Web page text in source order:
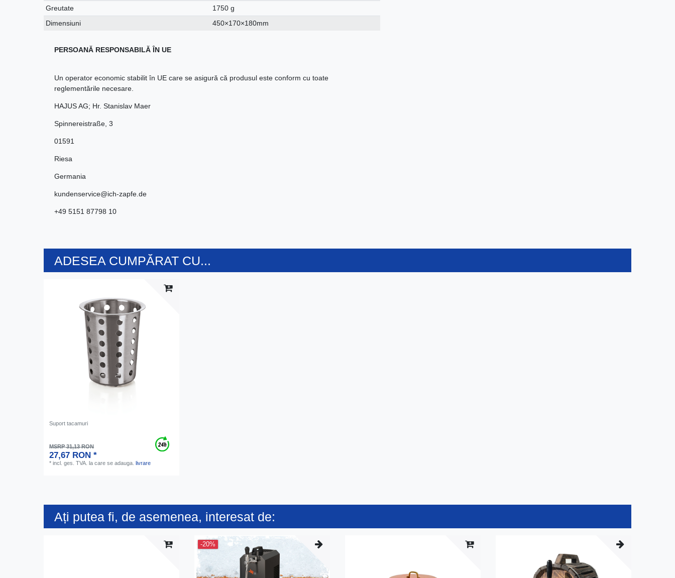
Greutate
1750 g
Dimensiuni
450×170×180mm
PERSOANĂ RESPONSABILĂ ÎN UE
Un operator economic stabilit în UE care se asigură că produsul este conform cu toate
reglementările necesare.
HAJUS AG; Hr. Stanislav Maer
Spinnereistraße 3
01591
Riesa
Germania
kundenservice@ich-zapfe.de
+49 5151 87798 10
ADESEA CUMPĂRAT CU...
Suport tacamuri
MSRP 31,13 RON
27,67 RON *
*incl. ges. TVA. la care se adauga.livrare
Ați putea fi, de asemenea, interesat de:
-20%